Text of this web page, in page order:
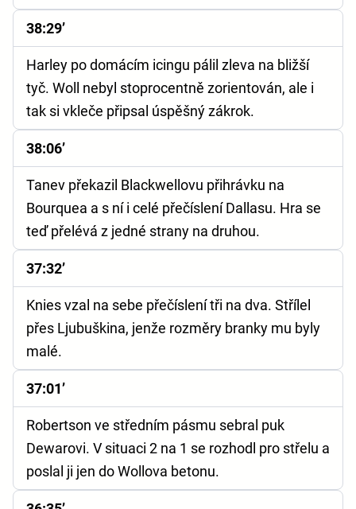
38:29’
Harley po domácím icingu pálil zleva na bližší
tyč. Woll nebyl stoprocentně zorientován, ale i
tak si vkleče připsal úspěšný zákrok.
38:06’
Tanev překazil Blackwellovu přihrávku na
Bourquea a s ní i celé přečíslení Dallasu. Hra se
teď přelévá z jedné strany na druhou.
37:32’
Knies vzal na sebe přečíslení tři na dva. Střílel
přes Ljubuškina, jenže rozměry branky mu byly
malé.
37:01’
Robertson ve středním pásmu sebral puk
Dewarovi. V situaci 2 na 1 se rozhodl pro střelu a
poslal ji jen do Wollova betonu.